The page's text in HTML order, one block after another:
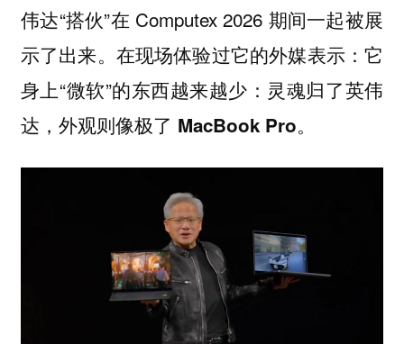
伟达“搭伙”在 Computex 2026 期间一起被展
示了出来。在现场体验过它的外媒表示：它
身上“微软”的东西越来越少： 灵魂归了英伟
达，外观则像极了 MacBook Pro。